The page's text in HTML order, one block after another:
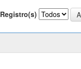
Registro(s)